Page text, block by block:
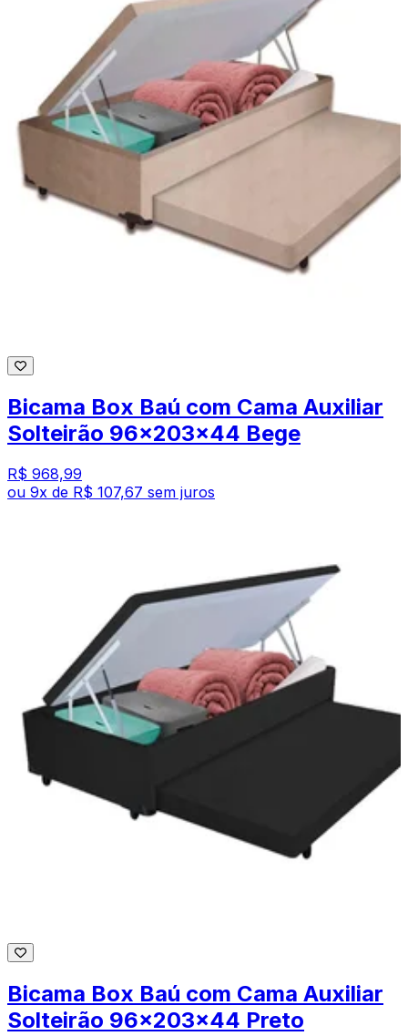
Bicama Box Baú com Cama Auxiliar
Solteirão 96x203x44 Bege
R$ 968,99
ou 9x de R$ 107,67 sem juros
Bicama Box Baú com Cama Auxiliar
Solteirão 96x203x44 Preto